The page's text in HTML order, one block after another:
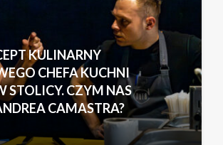
KULINARNY
CHEFA KUCHNI
STOLICY. CZYM NAS
CAMASTRA?